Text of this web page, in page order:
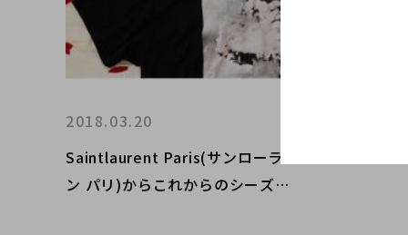
Saintlaurent Paris(サンローラ
ン パリ)からこれからのシーズン
2018.03.20